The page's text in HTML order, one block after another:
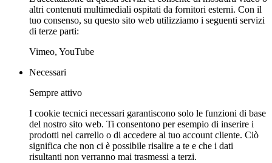
altri contenuti multimediali ospitati da fornitori esterni. Con il
tuo consenso, su questo sito web utilizziamo i seguenti servizi
di terze parti:
Vimeo, YouTube
Necessari
Sempre attivo
I cookie tecnici necessari garantiscono solo le funzioni di base
del nostro sito web. Ti consentono per esempio di inserire i
prodotti nel carrello o di accedere al tuo account cliente. Ciò
significa che non ci è possibile risalire a te e che i dati
risultanti non verranno mai trasmessi a terzi.